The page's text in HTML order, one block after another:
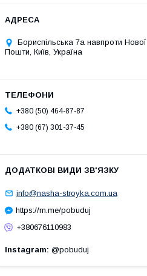
Бориспільська 7а навпроти Нової
Пошти, Київ, Україна
+380 (50) 464-87-87
+380 (67) 301-37-45
info@nasha-stroyka.com.ua
https://m.me/pobuduj
+380676110983
Instagram @pobuduj